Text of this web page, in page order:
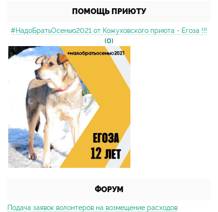
ПОМОЩЬ ПРИЮТУ
#НадоБратьОсенью2021 от Кожуховского приюта - Егоза !!!
(0)
ФОРУМ
Подача заявок волонтеров на возмещение расходов